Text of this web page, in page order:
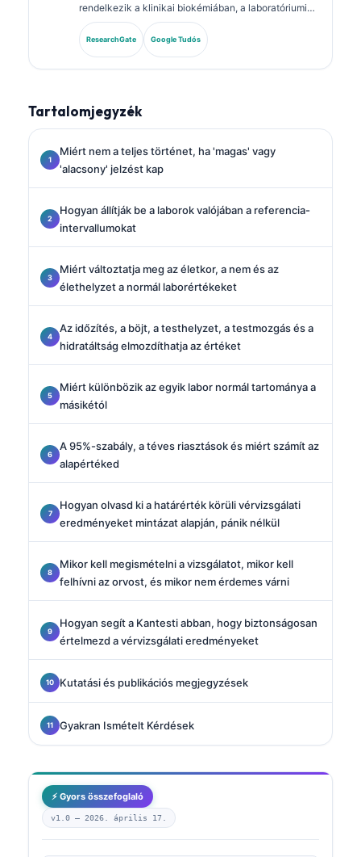
rendelkezik a klinikai biokémiában, a laboratóriumi
orvostudományban és a biomarker-kutatásban. A
Német Klinikai Kémiai Társaság korábbi elnöke, és a
diagnosztikai panel-elemzésre, a biomarkerek
ResearchGate Google Tudós
Tartalomjegyzék
Miért nem a teljes történet, ha 'magas' vagy
'alacsony' jelzést kap
Hogyan állítják be a laborok valójában a referencia-
intervallumokat
Miért változtatja meg az életkor, a nem és az
élethelyzet a normál laborértékeket
Az időzítés, a böjt, a testhelyzet, a testmozgás és a
hidratáltság elmozdíthatja az értéket
Miért különbözik az egyik labor normál tartománya a
másikétól
A 95%-szabály, a téves riasztások és miért számít az
alapértéked
Hogyan olvasd ki a határérték körüli vérvizsgálati
eredményeket mintázat alapján, pánik nélkül
Mikor kell megismételni a vizsgálatot, mikor kell
felhívni az orvost, és mikor nem érdemes várni
Hogyan segít a Kantesti abban, hogy biztonságosan
értelmezd a vérvizsgálati eredményeket
Kutatási és publikációs megjegyzések
Gyakran Ismételt Kérdések
⚡ Gyors összefoglaló
v1.0 — 2026. április 17.